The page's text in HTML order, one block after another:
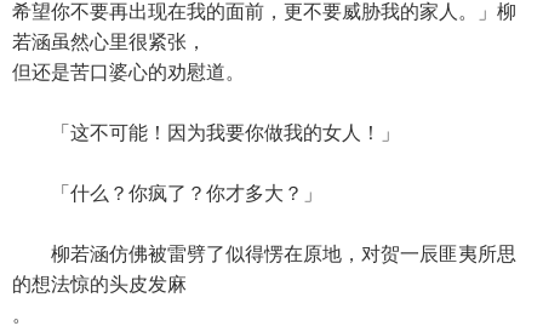
希望你不要再出现在我的面前，更不要威胁我的家人。」柳
若涵虽然心里很紧张，
但还是苦口婆心的劝慰道。
「这不可能！因为我要你做我的女人！」
「什么？你疯了？你才多大？」
柳若涵仿佛被雷劈了似得愣在原地，对贺一辰匪夷所思
的想法惊的头皮发麻
。